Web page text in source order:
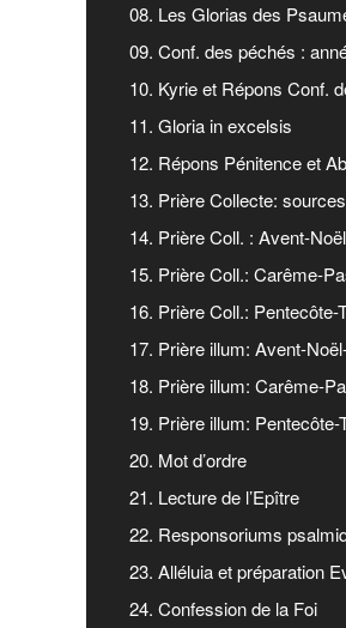
08. Les Glorias des
09. Conf. des péchés :
10. Kyrie et Répons Conf.
11. Gloria in excelsis
12. Répons Pénitence et
13. Prière Collecte:
14. Prière Coll. : Avent-
15. Prière Coll.: Carême-
16. Prière Coll.: Pentecôte-
17. Prière illum: Avent-
18. Prière illum: Carême-
19. Prière illum: Pentecôte-
20. Mot d’ordre
21. Lecture de l’Epître
22. Responsoriums
23. Alléluia et préparation
24. Confession de la Foi